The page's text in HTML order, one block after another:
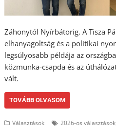
Záhonytól Nyírbátorig. A Tisza
elhanyagoltság és a politikai
legsúlyosabb példája az
közmunka-csapda és az
vált.
TOVÁBB OLVASOM
Választások 2026-os választások